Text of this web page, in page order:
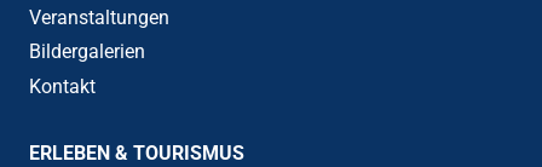
Veranstaltungen
Bildergalerien
Kontakt
ERLEBEN & TOURISMUS